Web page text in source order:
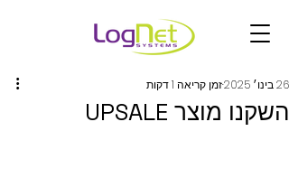
השקנו מוצר UPSALE
26 בינו׳ 2025 זמן קריאה 1 דקות